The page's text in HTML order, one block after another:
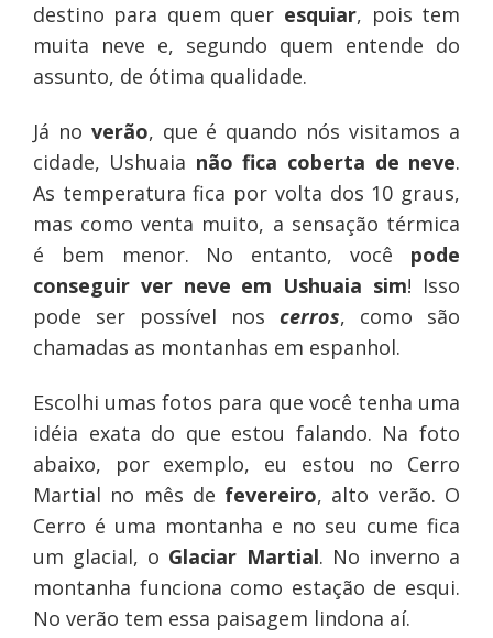
destino para quem quer esquiar, pois tem
muita neve e, segundo quem entende do
assunto, de ótima qualidade.
Já no verão, que é quando nós visitamos a
cidade, Ushuaia não fica coberta de neve.
As temperatura fica por volta dos 10 graus,
mas como venta muito, a sensação térmica
é bem menor. No entanto, você pode
conseguir ver neve em Ushuaia sim! Isso
pode ser possível nos cerros, como são
chamadas as montanhas em espanhol.
Escolhi umas fotos para que você tenha uma
idéia exata do que estou falando. Na foto
abaixo, por exemplo, eu estou no Cerro
Martial no mês de fevereiro, alto verão. O
Cerro é uma montanha e no seu cume fica
um glacial, o Glaciar Martial. No inverno a
montanha funciona como estação de esqui.
No verão tem essa paisagem lindona aí.